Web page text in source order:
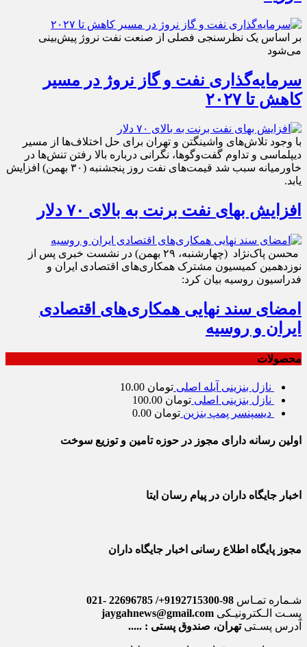
بر اساس یک نظرسنجی فصلی از صنعت نفت نروژ پیش‌بینی
می‌شود
سرمایه‌گذاری نفت و گاز نروژ در مسیر
کاهش تا ۲۰۲۷
با وجود تلاش‌های واشینگتن و تهران برای حل اختلاف‌ها از مسیر
دیپلماسی و تداوم گفت‌وگوها، نگرانی درباره بالا رفتن تنش‌ها در
خاورمیانه سبب شد قیمت‌های نفت روز پنجشنبه (۳۰ بهمن) افزایش
یابد.
افزایش بهای نفت برنت به بالای ۷۰ دلار
محسن پاک‌نژاد (چهارشنبه، ۲۹ بهمن) در نشست خبری پس از
نوزدهمین کمیسیون مشترک همکاری‌های اقتصادی ایران و
فدراسیون روسیه بیان کرد:
امضای سند نهایی همکاری‌های اقتصادی
ایران و روسیه
محصولات
نازل بنزینی آیله اصلی تومان
نازل بنزینی اصلی تومان
دیسپنسر پمپ بنزین تومان
اولین رسانه دارای مجوز در حوزه تامین و توزیع سوخت
اخبار جایگاه داران در پیام رسان ایتا
مجوز پایگاه اطلاع رسانی اخبار جایگاه داران
شـماره تمـاس 98-9192715300+/ 22696785 -021
پسـت الـکترونیـکی jaygahnews@gmail.com
آدرس پسـتی تهران، صندوق پستی : .....